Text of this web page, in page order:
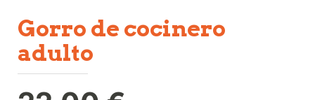
gorro de cocinero
adulto